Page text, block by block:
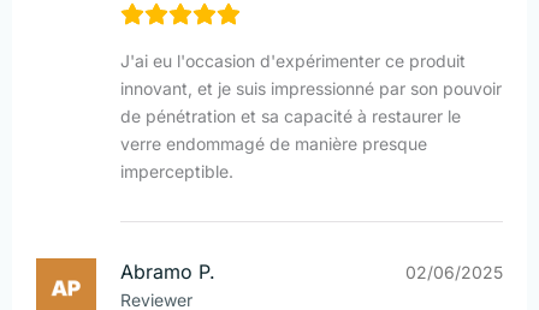
J'ai eu l'occasion d'expérimenter ce produit
innovant, et je suis impressionné par son pouvoir
de pénétration et sa capacité à restaurer le
verre endommagé de manière presque
imperceptible.
Abramo P.
Reviewer
02/06/2025